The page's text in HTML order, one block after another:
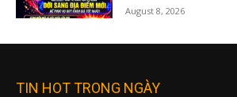
August 8, 2026
TIN HOT TRONG NGÀY